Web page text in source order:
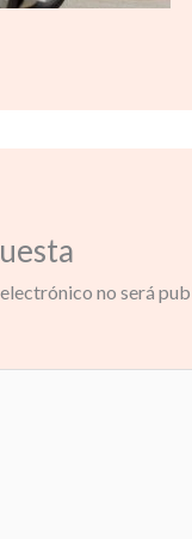
no será